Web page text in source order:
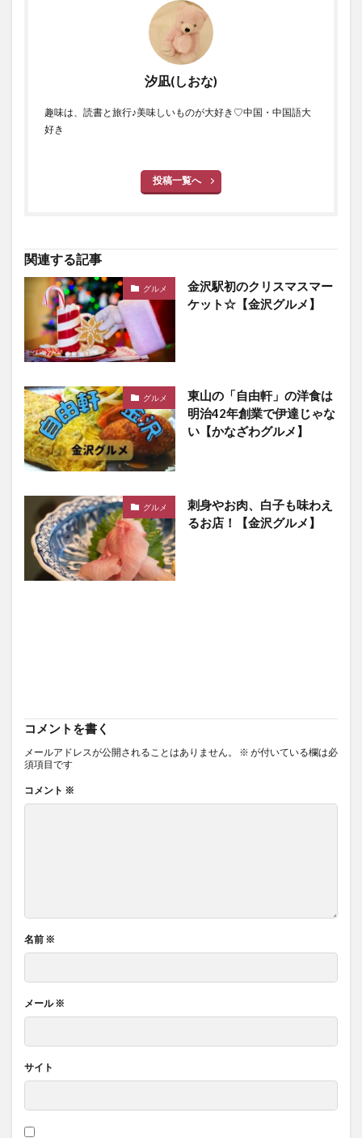
汐凪(しおな)
趣味は、読書と旅行♪美味しいものが大好き♡中国・中国語大
好き
投稿一覧へ
関連する記事
グルメ
金沢駅初のクリスマスマー
ケット☆【金沢グルメ】
グルメ
東山の「自由軒」の洋食は
明治42年創業で伊達じゃな
い【かなざわグルメ】
グルメ
刺身やお肉、白子も味わえ
るお店！【金沢グルメ】
コメントを書く
メールアドレスが公開されることはありません。 ※ が付いている欄は必
須項目です
コメント ※
名前 ※
メール※
サイト